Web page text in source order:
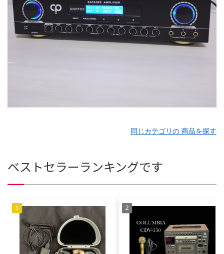
同じカテゴリの 商品を探す
ベストセラーランキングです